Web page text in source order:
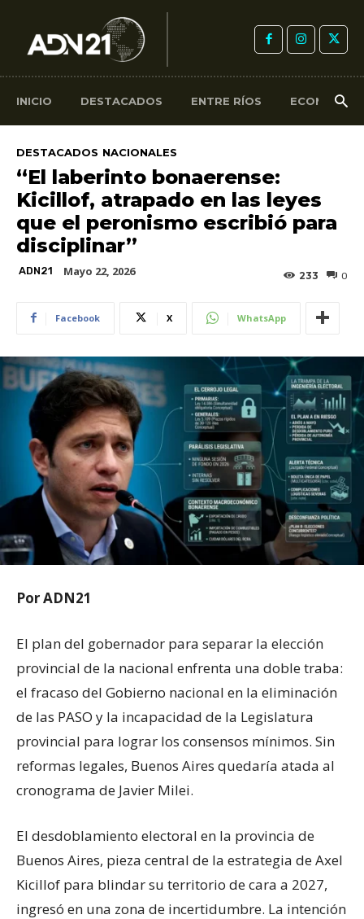
INICIO DESTACADOS ENTRE RÍOS ECONOMÍA
DESTACADOS NACIONALES
“El laberinto bonaerense:
Kicillof, atrapado en las leyes
que el peronismo escribió para
disciplinar”
ADN21 Mayo 22, 2026 0
233
Facebook X WhatsApp
Por ADN21
El plan del gobernador para separar la elección
provincial de la nacional enfrenta una doble traba:
el fracaso del Gobierno nacional en la eliminación
de las PASO y la incapacidad de la Legislatura
provincial para lograr los consensos mínimos. Sin
reformas legales, Buenos Aires quedaría atada al
cronograma de Javier Milei.
El desdoblamiento electoral en la provincia de
Buenos Aires, pieza central de la estrategia de Axel
Kicillof para blindar su territorio de cara a 2027,
ingresó en una zona de incertidumbre. La intención